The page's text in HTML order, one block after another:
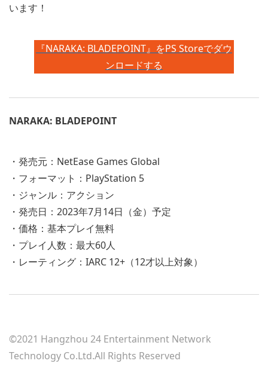
います！
『NARAKA: BLADEPOINT』をPS Storeでダウ
ンロードする
NARAKA: BLADEPOINT
・発売元：NetEase Games Global
・フォーマット：PlayStation 5
・ジャンル：アクション
・発売日：2023年7月14日（金）予定
・価格：基本プレイ無料
・プレイ人数：最大60人
・レーティング：IARC 12+（12才以上対象）
©2021 Hangzhou 24 Entertainment Network
Technology Co.Ltd.All Rights Reserved